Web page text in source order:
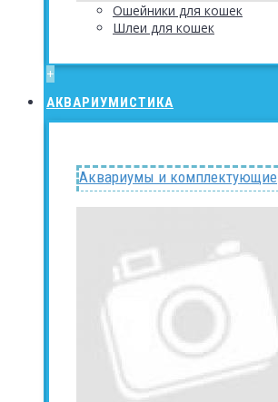
Ошейники для кошек
Шлеи для кошек
+
АКВАРИУМИСТИКА
Аквариумы и комплектующие